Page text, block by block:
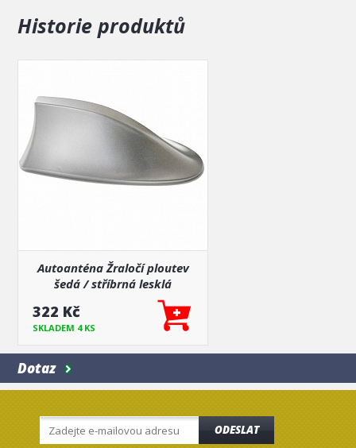
Historie produktů
Autoanténa Žraločí ploutev
šedá / stříbrná lesklá
322 Kč
SKLADEM 4 KS
Dotaz
ODESLAT